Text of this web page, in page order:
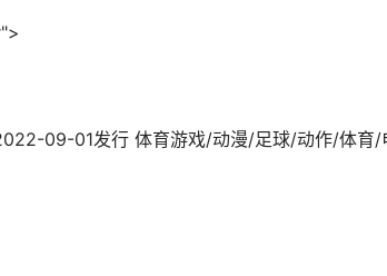
09-01发行 体育游戏/动漫/足球/动作/体育/